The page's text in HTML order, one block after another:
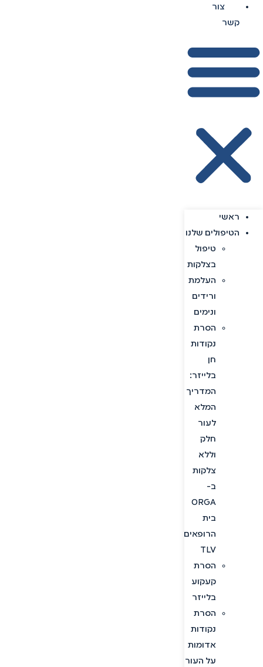
צור
קשר
ראשי
הטיפולים שלנו
טיפול
בצלקות
העלמת
ורידים
ונימים
הסרת
נקודות
חן
בלייזר:
המדריך
המלא
לעור
חלק
וללא
צלקות
ב-
ORGA
בית
הרופאים
TLV
הסרת
קעקוע
בלייזר
הסרת
נקודות
אדומות
על העור